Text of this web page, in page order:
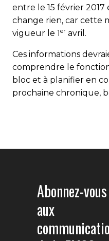
entre le 15 février 2017
change rien, car cette
vigueur le 1er avril.
Ces informations
comprendre le
bloc et à planifier en
prochaine chronique,
Abonnez-vous
aux